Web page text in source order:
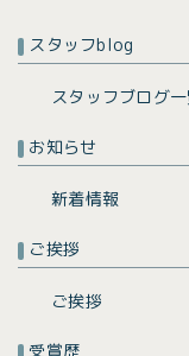
スタッフblog
スタッフブログ
お知らせ
新着情報
ご挨拶
ご挨拶
受賞歴